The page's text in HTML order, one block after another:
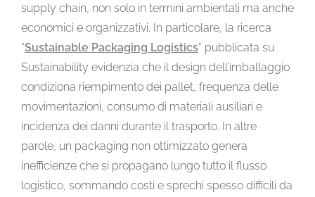
supply chain, non solo in termini ambientali ma anche
economici e organizzativi. In particolare, la ricerca
“Sustainable Packaging Logistics” pubblicata su
Sustainability evidenzia che il design dell’imballaggio
condiziona riempimento dei pallet, frequenza delle
movimentazioni, consumo di materiali ausiliari e
incidenza dei danni durante il trasporto. In altre
parole, un packaging non ottimizzato genera
inefficienze che si propagano lungo tutto il flusso
logistico, sommando costi e sprechi spesso difficili da